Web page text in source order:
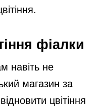
фіалки
навіть не
магазин за
цвітіння